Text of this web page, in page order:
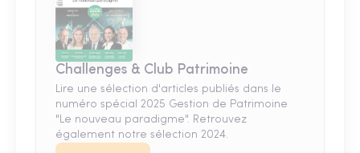
Challenges & Club Patrimoine
Lire une sélection d'articles publiés dans le
numéro spécial 2025 Gestion de Patrimoine
"Le nouveau paradigme". Retrouvez
également notre sélection 2024.